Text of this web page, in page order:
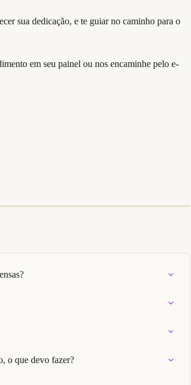
em seu painel ou nos encaminhe pelo e-
o que devo fazer?